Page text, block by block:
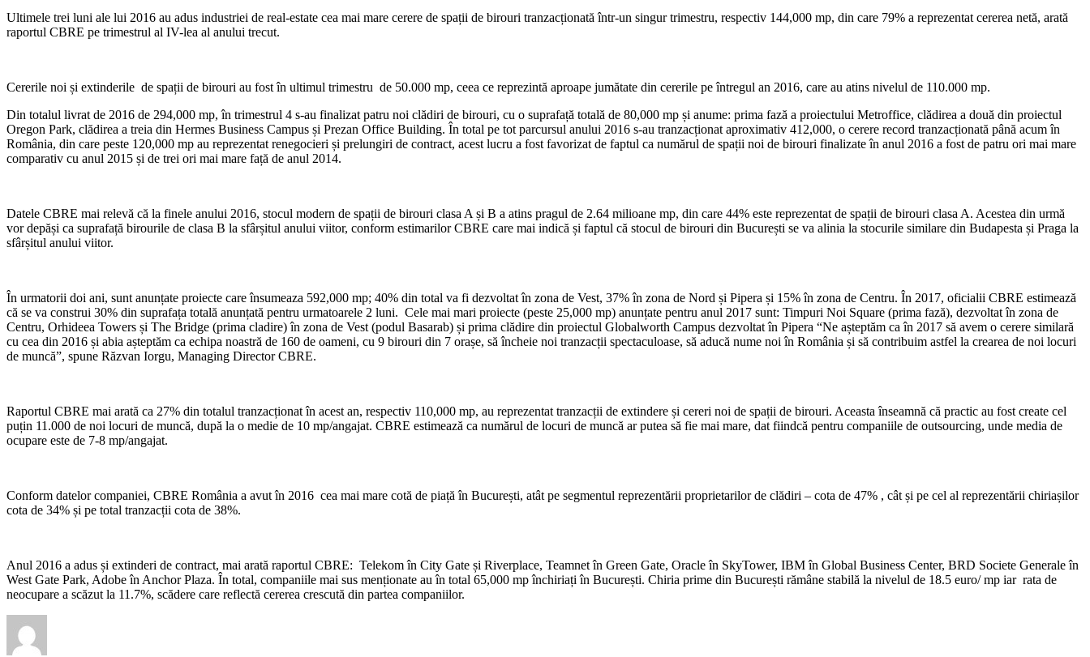
Ultimele trei luni ale lui 2016 au adus industriei de real-estate cea mai mare cerere de spații de birouri tranzacționată într-un singur trimestru, respectiv 144,000 mp, din care 79% a reprezentat cererea netă, arată
raportul CBRE pe trimestrul al IV-lea al anului trecut.
Cererile noi și extinderile de spații de birouri au fost în ultimul trimestru de 50.000 mp, ceea ce reprezintă aproape jumătate din cererile pe întregul an 2016, care au atins nivelul de 110.000 mp.
Din totalul livrat de 2016 de 294,000 mp, în trimestrul 4 s-au finalizat patru noi clădiri de birouri, cu o suprafață totală de 80,000 mp și anume: prima fază a proiectului Metroffice, clădirea a două din proiectul
Oregon Park, clădirea a treia din Hermes Business Campus și Prezan Office Building. În total pe tot parcursul anului 2016 s-au tranzacționat aproximativ 412,000, o cerere record tranzacționată până acum în
România, din care peste 120,000 mp au reprezentat renegocieri și prelungiri de contract, acest lucru a fost favorizat de faptul ca numărul de spații noi de birouri finalizate în anul 2016 a fost de patru ori mai mare
comparativ cu anul 2015 și de trei ori mai mare față de anul 2014.
Datele CBRE mai relevă că la finele anului 2016, stocul modern de spații de birouri clasa A și B a atins pragul de 2.64 milioane mp, din care 44% este reprezentat de spații de birouri clasa A. Acestea din urmă
vor depăși ca suprafață birourile de clasa B la sfârșitul anului viitor, conform estimarilor CBRE care mai indică și faptul că stocul de birouri din București se va alinia la stocurile similare din Budapesta și Praga la
sfârșitul anului viitor.
În urmatorii doi ani, sunt anunțate proiecte care însumeaza 592,000 mp; 40% din total va fi dezvoltat în zona de Vest, 37% în zona de Nord și Pipera și 15% în zona de Centru. În 2017, oficialii CBRE estimează
că se va construi 30% din suprafața totală anunțată pentru urmatoarele 2 luni. Cele mai mari proiecte (peste 25,000 mp) anunțate pentru anul 2017 sunt: Timpuri Noi Square (prima fază), dezvoltat în zona de
Centru, Orhideea Towers și The Bridge (prima cladire) în zona de Vest (podul Basarab) și prima clădire din proiectul Globalworth Campus dezvoltat în Pipera “Ne așteptăm ca în 2017 să avem o cerere similară
cu cea din 2016 și abia așteptăm ca echipa noastră de 160 de oameni, cu 9 birouri din 7 orașe, să încheie noi tranzacții spectaculoase, să aducă nume noi în România și să contribuim astfel la crearea de noi locuri
de muncă”, spune Răzvan Iorgu, Managing Director CBRE.
Raportul CBRE mai arată ca 27% din totalul tranzacționat în acest an, respectiv 110,000 mp, au reprezentat tranzacții de extindere și cereri noi de spații de birouri. Aceasta înseamnă că practic au fost create cel
puțin 11.000 de noi locuri de muncă, după la o medie de 10 mp/angajat. CBRE estimează ca numărul de locuri de muncă ar putea să fie mai mare, dat fiindcă pentru companiile de outsourcing, unde media de
ocupare este de 7-8 mp/angajat.
Conform datelor companiei, CBRE România a avut în 2016 cea mai mare cotă de piață în București, atât pe segmentul reprezentării proprietarilor de clădiri – cota de 47% , cât și pe cel al reprezentării chiriașilor
cota de 34% și pe total tranzacții cota de 38%.
Anul 2016 a adus și extinderi de contract, mai arată raportul CBRE: Telekom în City Gate și Riverplace, Teamnet în Green Gate, Oracle în SkyTower, IBM în Global Business Center, BRD Societe Generale în
West Gate Park, Adobe în Anchor Plaza. În total, companiile mai sus menționate au în total 65,000 mp închiriați în București. Chiria prime din București rămâne stabilă la nivelul de 18.5 euro/ mp iar rata de
neocupare a scăzut la 11.7%, scădere care reflectă cererea crescută din partea companiilor.